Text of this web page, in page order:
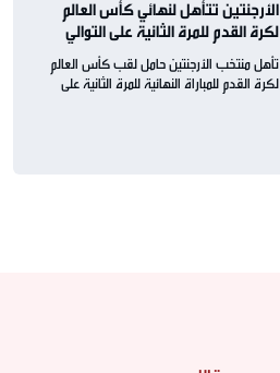
الأرجنتين تتأهل لنهائي كأس العالم
لكرة القدم للمرة الثانية على التوالي
تأهل منتخب الأرجنتين حامل لقب كأس العالم
لكرة القدم للمباراة النهائية للمرة الثانية على